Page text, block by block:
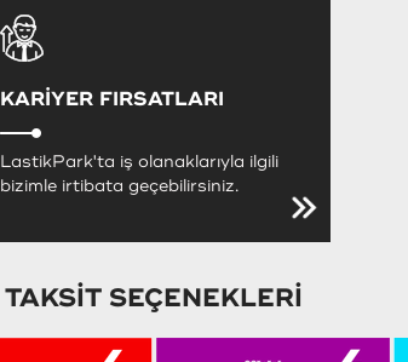
KARİYER FIRSATLARI
LastikPark'ta iş olanaklarıyla ilgili
bizimle irtibata geçebilirsiniz.
TAKSİT SEÇENEKLERİ